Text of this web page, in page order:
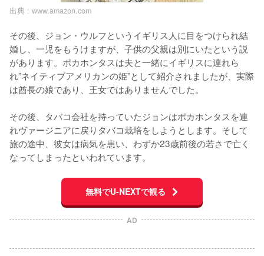
出典 : www.amazon.com
その後、ジョン・ウルフというイギリス人に目をつけられ結
婚し、一児をもうけますが、子供の父親は別にいたという説
があります。ポカホンタスは夫と一緒にイギリスに連れら
れ”ネイティブアメリカンの姫”として紹介されましたが、実際
は酋長の娘であり、王女ではありませんでした。
その後、タバコ会社を持っていたジョンはポカホンタスを連
れヴァージニアに戻りタバコ栽培をしようとします。そして
旅の途中、彼女は病気を患い、わずか23歳前後の若さで亡く
なってしまったといわれています。
無料でU-NEXTで観る
AD